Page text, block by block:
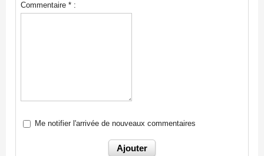
Commentaire * :
Me notifier l'arrivée de nouveaux commentaires